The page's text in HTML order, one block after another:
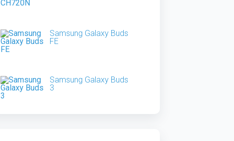
Samsung Galaxy Buds
FE
Samsung Galaxy Buds
3